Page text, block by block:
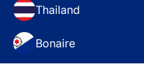
Thailand
Bonaire